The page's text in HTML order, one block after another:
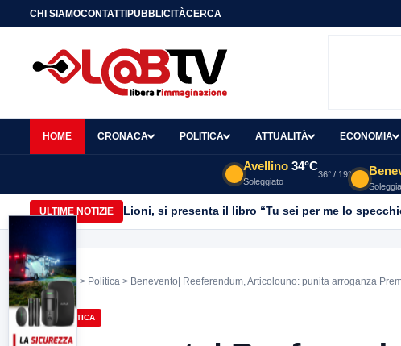
CHI SIAMOCONTATTIPUBBLICITÀCERCA
HOME CRONACA POLITICA ATTUALITÀ ECONOMIA
Avellino 34°C
Soleggiato
36° / 19°
ULTIME NOTIZIE Lioni, si presenta il libro “Tu sei per me lo
Home > Politica > Benevento| Reeferendum, Articolouno: punita arroganza
POLITICA